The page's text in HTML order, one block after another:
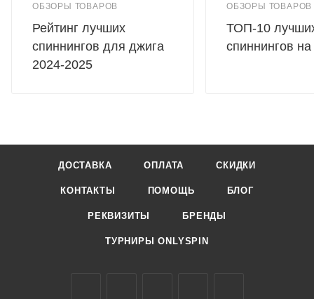
ОБЗОРЫ ТОВАРОВ
Рейтинг лучших
спиннингов для джига
2024-2025
ОБЗОРЫ ТОВАРОВ
ТОП-10
спиннингов
ДОСТАВКА ОПЛАТА СКИДКИ
КОНТАКТЫ ПОМОЩЬ БЛОГ
РЕКВИЗИТЫ БРЕНДЫ
ТУРНИРЫ ONLYSPIN